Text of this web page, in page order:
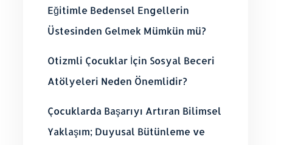
Eğitimle Bedensel Engellerin
Üstesinden Gelmek Mümkün mü?
Otizmli Çocuklar İçin Sosyal Beceri
Atölyeleri Neden Önemlidir?
Çocuklarda Başarıyı Artıran Bilimsel
Yaklaşım; Duyusal Bütünleme ve